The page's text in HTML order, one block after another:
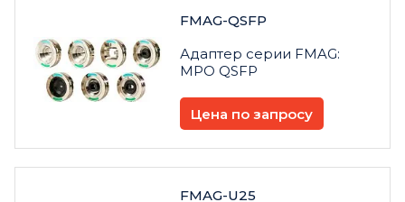
FMAG-QSFP
Адаптер серии FMAG:
MPO QSFP
Цена по запросу
FMAG-U25